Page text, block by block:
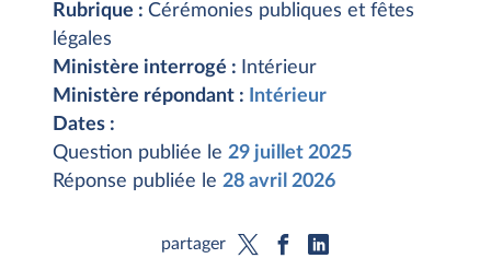
Rubrique : Cérémonies publiques et fêtes
légales
Ministère interrogé :
Intérieur
Ministère répondant :
Intérieur
Dates :
Question publiée le 29 juillet 2025
Réponse publiée le 28 avril 2026
partager